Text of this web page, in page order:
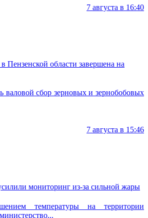
7 августа в 16:40
Пензенской области завершена на
валовой сбор зерновых и зернобобовых
7 августа в 15:46
мониторинг из-за сильной жары
температуры на территории